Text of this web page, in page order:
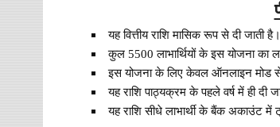
यह वित्तीय राशि मासिक रूप से दी जाती है।
कुल 5500 लाभार्थियों के इस योजना का
इस योजना के लिए केवल ऑनलाइन
यह राशि पाठ्यक्रम के पहले वर्ष में ही दी
यह राशि सीधे लाभार्थी के बैंक अकाउंट में